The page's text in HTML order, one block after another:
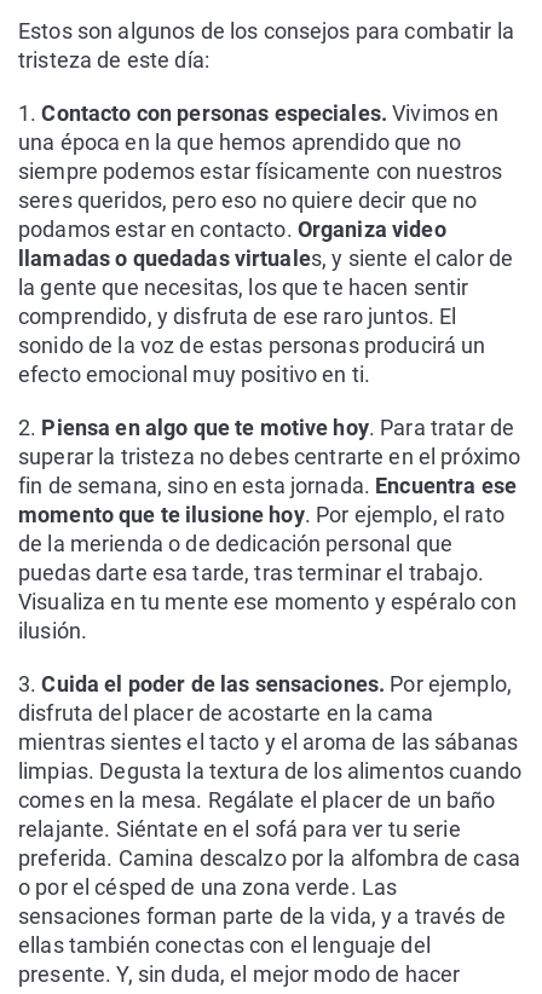
Estos son algunos de los consejos para combatir la
tristeza de este día:
1.Contacto con personas especiales.Vivimos en
una época en la que hemos aprendido que no
siempre podemos estar físicamente con nuestros
seres queridos, pero eso no quiere decir que no
podamos estar en contacto. Organiza video
llamadas o quedadas virtuales, y siente el calor de
la gente que necesitas, los que te hacen sentir
comprendido, y disfruta de ese raro juntos. El
sonido de la voz de estas personas producirá un
efecto emocional muy positivo en ti.
2. Piensa en algo que te motive hoy. Para tratar de
superar la tristeza no debes centrarte en el próximo
fin de semana, sino en esta jornada. Encuentra ese
momento que te ilusione hoy. Por ejemplo, el rato
de la merienda o de dedicación personal que
puedas darte esa tarde, tras terminar el trabajo.
Visualiza en tu mente ese momento y espéralo con
ilusión.
3.Cuida el poder de las sensaciones. Por ejemplo,
disfruta del placer de acostarte en la cama
mientras sientes el tacto y el aroma de las sábanas
limpias. Degusta la textura de los alimentos cuando
comes en la mesa. Regálate el placer de un baño
relajante. Siéntate en el sofá para ver tu serie
preferida. Camina descalzo por la alfombra de casa
o por el césped de una zona verde. Las
sensaciones forman parte de la vida, y a través de
ellas también conectas con el lenguaje del
presente. Y, sin duda, el mejor modo de hacer